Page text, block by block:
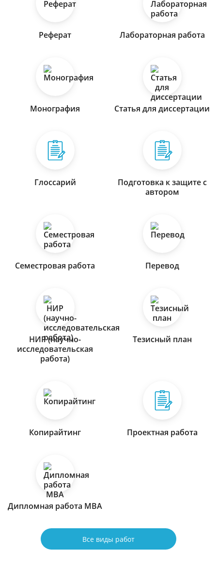
Реферат Лабораторная работа
Монография Статья для диссертации
Глоссарий
Подготовка к защите с
автором
Семестровая работа Перевод
НИР (научно-
исследовательская
работа)
Тезисный план
Копирайтинг Проектная работа
Дипломная работа МВА
Все виды работ